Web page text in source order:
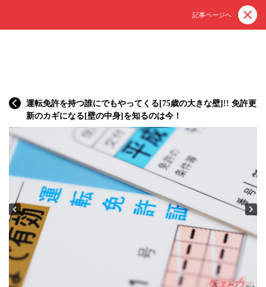
記事ページへ
運転免許を持つ誰にでもやってくる[75歳の大きな壁]!! 免許更
新のカギになる[壁の中身]を知るのは今！